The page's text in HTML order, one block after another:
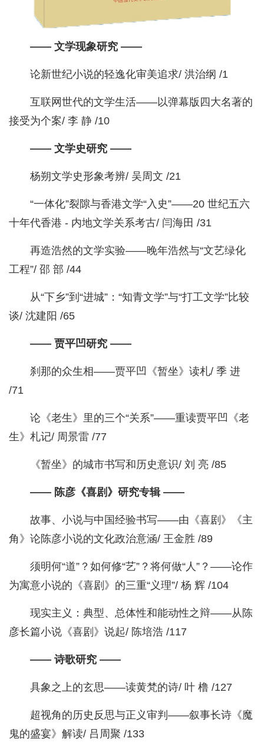
—— 文学现象研究 ——
论新世纪小说的轻逸化审美追求/ 洪治纲 /1
互联网世代的文学生活——以弹幕版四大名著的
接受为个案/ 李 静 /10
—— 文学史研究 ——
杨朔文学史形象考辨/ 吴周文 /21
“一体化”裂隙与香港文学“入史”——20 世纪五六
十年代香港 - 内地文学关系考古/ 闫海田 /31
再造浩然的文学实验——晚年浩然与“文艺绿化
工程”/ 邵 部 /44
从“下乡”到“进城”：“知青文学”与“打工文学”比较
谈/ 沈建阳 /65
—— 贾平凹研究 ——
刹那的众生相——贾平凹《暂坐》读札/ 季 进
/71
论《老生》里的三个“关系”——重读贾平凹《老
生》札记/ 周景雷 /77
《暂坐》的城市书写和历史意识/ 刘 亮 /85
—— 陈彦《喜剧》研究专辑 ——
故事、小说与中国经验书写——由《喜剧》《主
角》论陈彦小说的文化政治意涵/ 王金胜 /89
须明何“道”？如何修“艺”？将何做“人”？——论作
为寓意小说的《喜剧》的三重“义理”/ 杨 辉 /104
现实主义：典型、总体性和能动性之辩——从陈
彦长篇小说《喜剧》说起/ 陈培浩 /117
—— 诗歌研究 ——
具象之上的玄思——读黄梵的诗/ 叶 橹 /127
超视角的历史反思与正义审判——叙事长诗《魔
鬼的盛宴》解读/ 吕周聚 /133